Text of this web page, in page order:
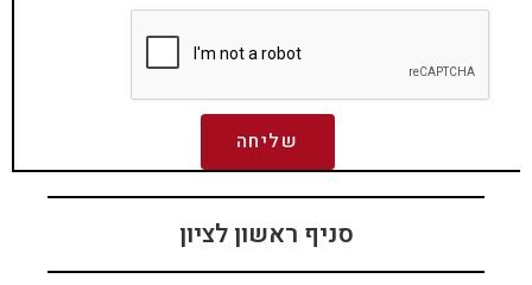
שליחה
סניף ראשון לציון